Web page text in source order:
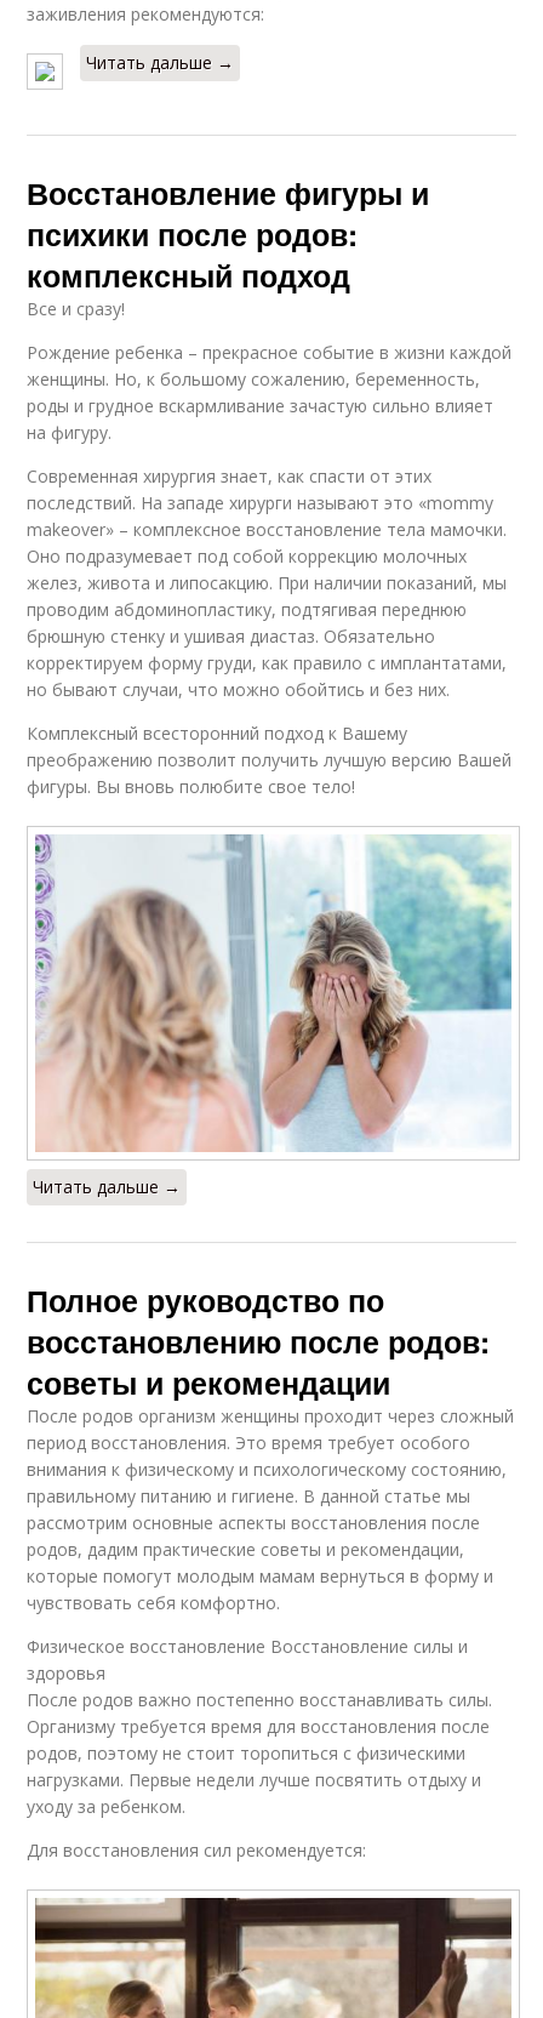
заживления рекомендуются:
Читать дальше →
Восстановление фигуры и
психики после родов:
комплексный подход
Все и сразу!
Рождение ребенка – прекрасное событие в жизни каждой
женщины. Но, к большому сожалению, беременность,
роды и грудное вскармливание зачастую сильно влияет
на фигуру.
Современная хирургия знает, как спасти от этих
последствий. На западе хирурги называют это «mommy
makeover» – комплексное восстановление тела мамочки.
Оно подразумевает под собой коррекцию молочных
желез, живота и липосакцию. При наличии показаний, мы
проводим абдоминопластику, подтягивая переднюю
брюшную стенку и ушивая диастаз. Обязательно
корректируем форму груди, как правило с имплантатами,
но бывают случаи, что можно обойтись и без них.
Комплексный всесторонний подход к Вашему
преображению позволит получить лучшую версию Вашей
фигуры. Вы вновь полюбите свое тело!
Читать дальше →
Полное руководство по
восстановлению после родов:
советы и рекомендации
После родов организм женщины проходит через сложный
период восстановления. Это время требует особого
внимания к физическому и психологическому состоянию,
правильному питанию и гигиене. В данной статье мы
рассмотрим основные аспекты восстановления после
родов, дадим практические советы и рекомендации,
которые помогут молодым мамам вернуться в форму и
чувствовать себя комфортно.
Физическое восстановление Восстановление силы и
здоровья
После родов важно постепенно восстанавливать силы.
Организму требуется время для восстановления после
родов, поэтому не стоит торопиться с физическими
нагрузками. Первые недели лучше посвятить отдыху и
уходу за ребенком.
Для восстановления сил рекомендуется: